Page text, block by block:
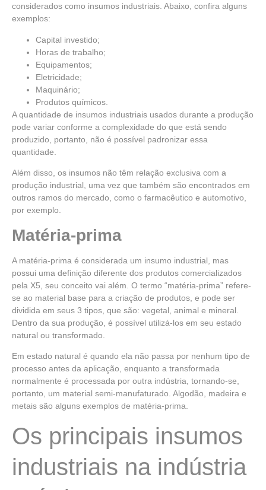
considerados como insumos industriais. Abaixo, confira alguns
exemplos:
Capital investido;
Horas de trabalho;
Equipamentos;
Eletricidade;
Maquinário;
Produtos químicos.
A quantidade de insumos industriais usados durante a produção
pode variar conforme a complexidade do que está sendo
produzido, portanto, não é possível padronizar essa
quantidade.
Além disso, os insumos não têm relação exclusiva com a
produção industrial, uma vez que também são encontrados em
outros ramos do mercado, como o farmacêutico e automotivo,
por exemplo.
Matéria-prima
A matéria-prima é considerada um insumo industrial, mas
possui uma definição diferente dos produtos comercializados
pela X5, seu conceito vai além. O termo “matéria-prima” refere-
se ao material base para a criação de produtos, e pode ser
dividida em seus 3 tipos, que são: vegetal, animal e mineral.
Dentro da sua produção, é possível utilizá-los em seu estado
natural ou transformado.
Em estado natural é quando ela não passa por nenhum tipo de
processo antes da aplicação, enquanto a transformada
normalmente é processada por outra indústria, tornando-se,
portanto, um material semi-manufaturado. Algodão, madeira e
metais são alguns exemplos de matéria-prima.
Os principais insumos
industriais na indústria